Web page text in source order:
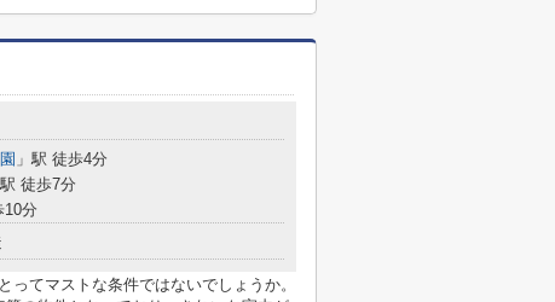
」駅 徒歩4分
駅 徒歩7分
10分
てマストな条件ではないでしょうか。